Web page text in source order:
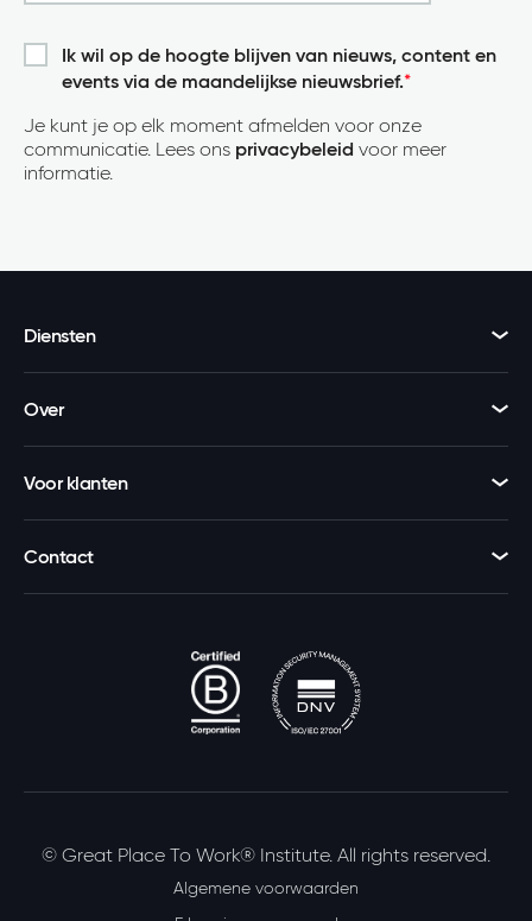
Ik wil op de hoogte blijven van nieuws, content en
events via de maandelijkse nieuwsbrief.*
Je kunt je op elk moment afmelden voor onze
communicatie. Lees ons privacybeleid voor meer
informatie.
Diensten
Over
Voor klanten
Contact
© Great Place To Work® Institute. All rights reserved.
Algemene voorwaarden